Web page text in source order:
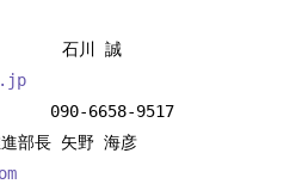
長 石川 誠
9517
部長 矢野 海彦